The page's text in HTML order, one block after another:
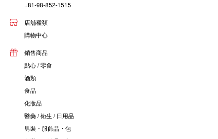
+81-98-852-1515
店舖種類
購物中心
銷售商品
點心 / 零食
酒類
食品
化妝品
醫藥 / 衛生 / 日用品
男裝・服飾品・包